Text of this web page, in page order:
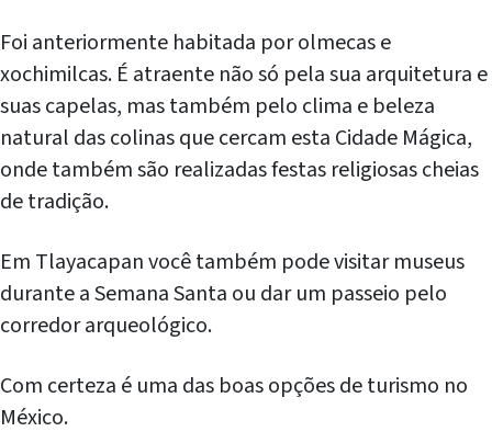
Foi anteriormente habitada por olmecas e
xochimilcas. É atraente não só pela sua arquitetura e
suas capelas, mas também pelo clima e beleza
natural das colinas que cercam esta Cidade Mágica,
onde também são realizadas festas religiosas cheias
de tradição.
Em Tlayacapan você também pode visitar museus
durante a Semana Santa ou dar um passeio pelo
corredor arqueológico.
Com certeza é uma das boas opções de turismo no
México.